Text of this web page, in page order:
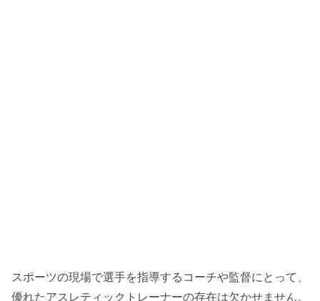
スポーツの現場で選手を指導するコーチや監督にとって、
優れたアスレティックトレーナーの存在は欠かせません。